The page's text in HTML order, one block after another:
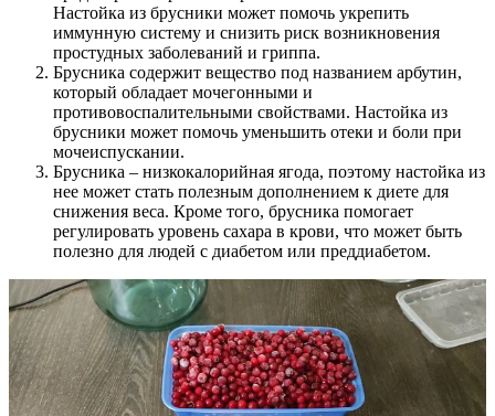
Настойка из брусники может помочь укрепить
иммунную систему и снизить риск возникновения
простудных заболеваний и гриппа.
Брусника содержит вещество под названием арбутин,
который обладает мочегонными и
противовоспалительными свойствами. Настойка из
брусники может помочь уменьшить отеки и боли при
мочеиспускании.
Брусника – низкокалорийная ягода, поэтому настойка из
нее может стать полезным дополнением к диете для
снижения веса. Кроме того, брусника помогает
регулировать уровень сахара в крови, что может быть
полезно для людей с диабетом или преддиабетом.